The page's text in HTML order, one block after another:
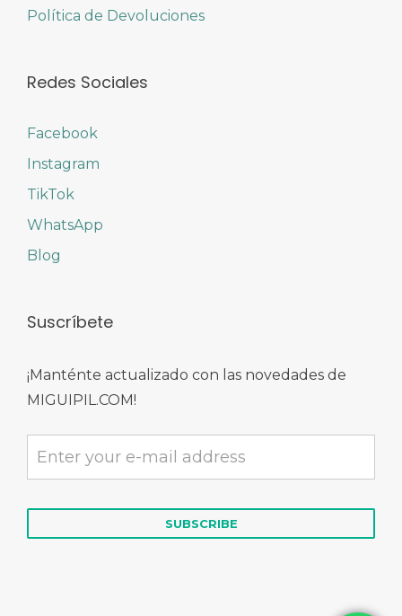
Política de Devoluciones
Redes Sociales
Facebook
Instagram
TikTok
WhatsApp
Blog
Suscríbete
¡Manténte actualizado con las novedades de
MIGUIPIL.COM!